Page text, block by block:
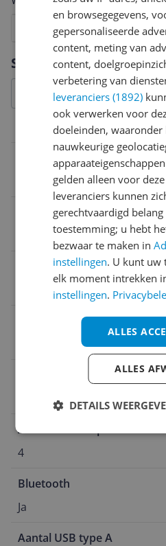
Specificaties
Overige
Processor generatie
3rd Generation AMD Ryzen 5
DVI-D HDCP
Processor codenaam
Aantal usb-poorten
Ethernet verbinding
Aantal USB 3.1 poorten
4
Bluetooth
Ja
Aantal USB type A
5
4
3
2
Vraag 1
en browsegegevens,
gepersonaliseerde
content, meting van
content,
verbetering van
leveranciers (1892)
ook verwerken voor
doeleinden,
nauwkeurige
gelden alleen voor
leveranciers kunnen
gerechtvaardigd
toestemming; u hebt
bezwaar te maken in
instellingen. U kunt uw
elk moment intrekken
instellingen.
ALLES
ALLES
DETAILS